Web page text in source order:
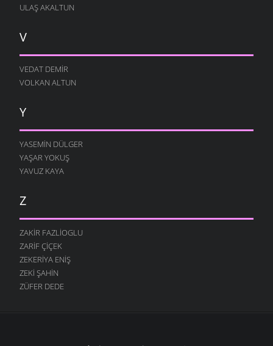
ULAŞ AKALTUN
V
VEDAT DEMIR
VOLKAN ALTUN
Y
YASEMIN DÜLGER
YAŞAR YOKUŞ
YAVUZ KAYA
Z
ZAKIR FAZLIOGLU
ZARIF ÇIÇEK
ZEKERIYA ENIŞ
ZEKI ŞAHIN
ZÜFER DEDE